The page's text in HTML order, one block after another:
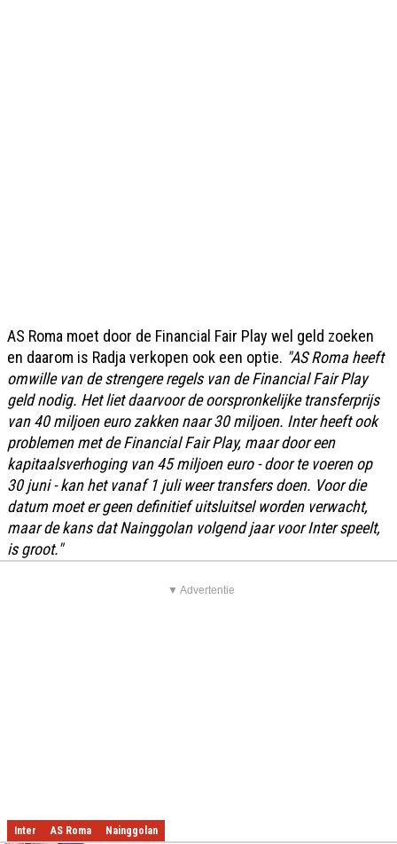
AS Roma moet door de Financial Fair Play wel geld zoeken
en daarom is Radja verkopen ook een optie. "AS Roma heeft
omwille van de strengere regels van de Financial Fair Play
geld nodig. Het liet daarvoor de oorspronkelijke transferprijs
van 40 miljoen euro zakken naar 30 miljoen. Inter heeft ook
problemen met de Financial Fair Play, maar door een
kapitaalsverhoging van 45 miljoen euro - door te voeren op
30 juni - kan het vanaf 1 juli weer transfers doen. Voor die
datum moet er geen definitief uitsluitsel worden verwacht,
maar de kans dat Nainggolan volgend jaar voor Inter speelt,
is groot."
▼ Advertentie
Inter AS Roma Nainggolan